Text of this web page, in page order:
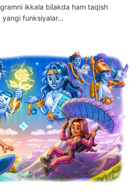
ikkala bilakda ham taqish
yangi funksiyalar…